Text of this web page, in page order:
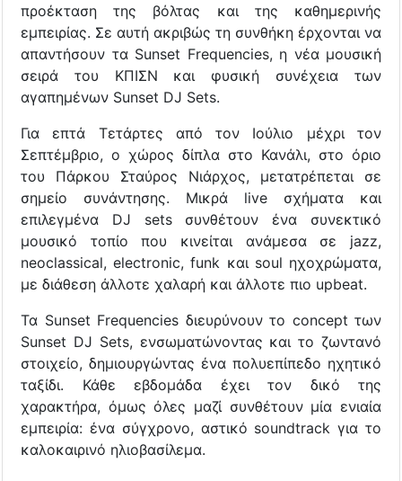
προέκταση της βόλτας και της καθημερινής
εμπειρίας. Σε αυτή ακριβώς τη συνθήκη έρχονται να
απαντήσουν τα Sunset Frequencies, η νέα μουσική
σειρά του ΚΠΙΣΝ και φυσική συνέχεια των
αγαπημένων Sunset DJ Sets.
Για επτά Τετάρτες από τον Ιούλιο μέχρι τον
Σεπτέμβριο, ο χώρος δίπλα στο Κανάλι, στο όριο
του Πάρκου Σταύρος Νιάρχος, μετατρέπεται σε
σημείο συνάντησης. Μικρά live σχήματα και
επιλεγμένα DJ sets συνθέτουν ένα συνεκτικό
μουσικό τοπίο που κινείται ανάμεσα σε jazz,
neoclassical, electronic, funk και soul ηχοχρώματα,
με διάθεση άλλοτε χαλαρή και άλλοτε πιο upbeat.
Τα Sunset Frequencies διευρύνουν το concept των
Sunset DJ Sets, ενσωματώνοντας και το ζωντανό
στοιχείο, δημιουργώντας ένα πολυεπίπεδο ηχητικό
ταξίδι. Κάθε εβδομάδα έχει τον δικό της
χαρακτήρα, όμως όλες μαζί συνθέτουν μία ενιαία
εμπειρία: ένα σύγχρονο, αστικό soundtrack για το
καλοκαιρινό ηλιοβασίλεμα.